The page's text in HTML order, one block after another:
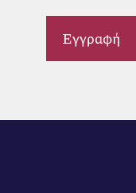
Εγγραφή